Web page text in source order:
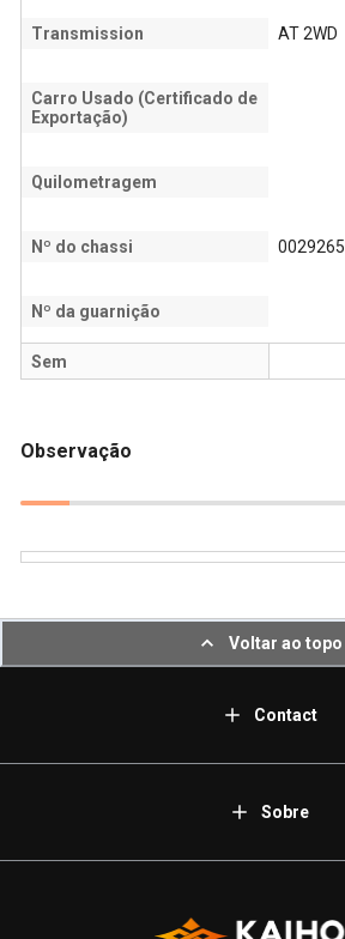
Transmission AT 2WD
Carro Usado (Certificado de
Exportação)
Quilometragem
Nº do chassi 0029265
Nº da guarnição
Sem
Observação
Voltar ao topo
Contact
Sobre